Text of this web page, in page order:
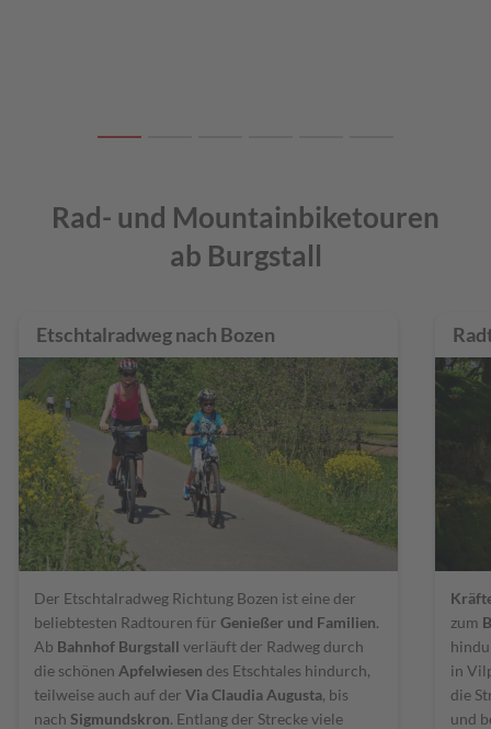
Rad- und Mountainbiketouren
ab Burgstall
Etschtalradweg nach Bozen
Der Etschtalradweg Richtung Bozen ist eine der
beliebtesten Radtouren für Genießer und Familien.
Ab Bahnhof Burgstall verläuft der Radweg durch
die schönen Apfelwiesen des Etschtales hindurch,
teilweise auch auf der Via Claudia Augusta, bis
nach Sigmundskron. Entlang der Strecke viele
zum
in
die
und